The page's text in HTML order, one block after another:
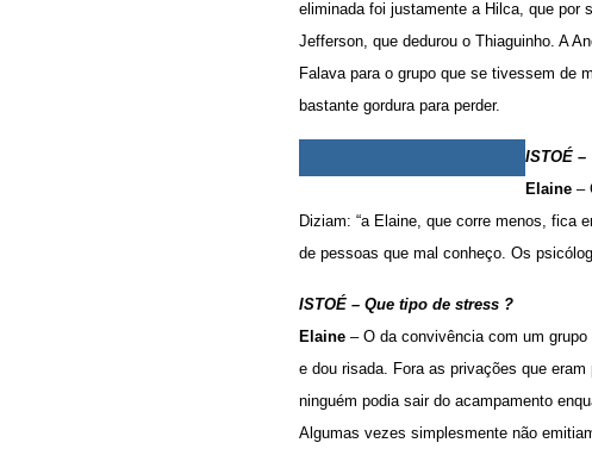
eliminada foi justamente a Hilca, que por
Jefferson, que dedurou o Thiaguinho. A
Falava para o grupo que se tivessem de
bastante gordura para perder.
ISTOÉ
Elaine–
Diziam: “a Elaine, que corre menos, fica
de pessoas que mal conheço. Os
ISTOÉ – Que tipo de stress ?
Elaine– O da convivência com um
e dou risada. Fora as privações que
ninguém podia sair do acampamento
Algumas vezes simplesmente não